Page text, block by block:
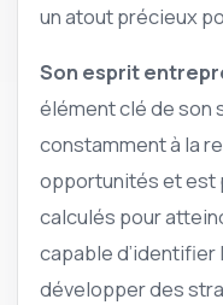
un atout précieux
Son esprit
élément clé de son
constamment à la
opportunités et est
calculés pour
capable
développer des